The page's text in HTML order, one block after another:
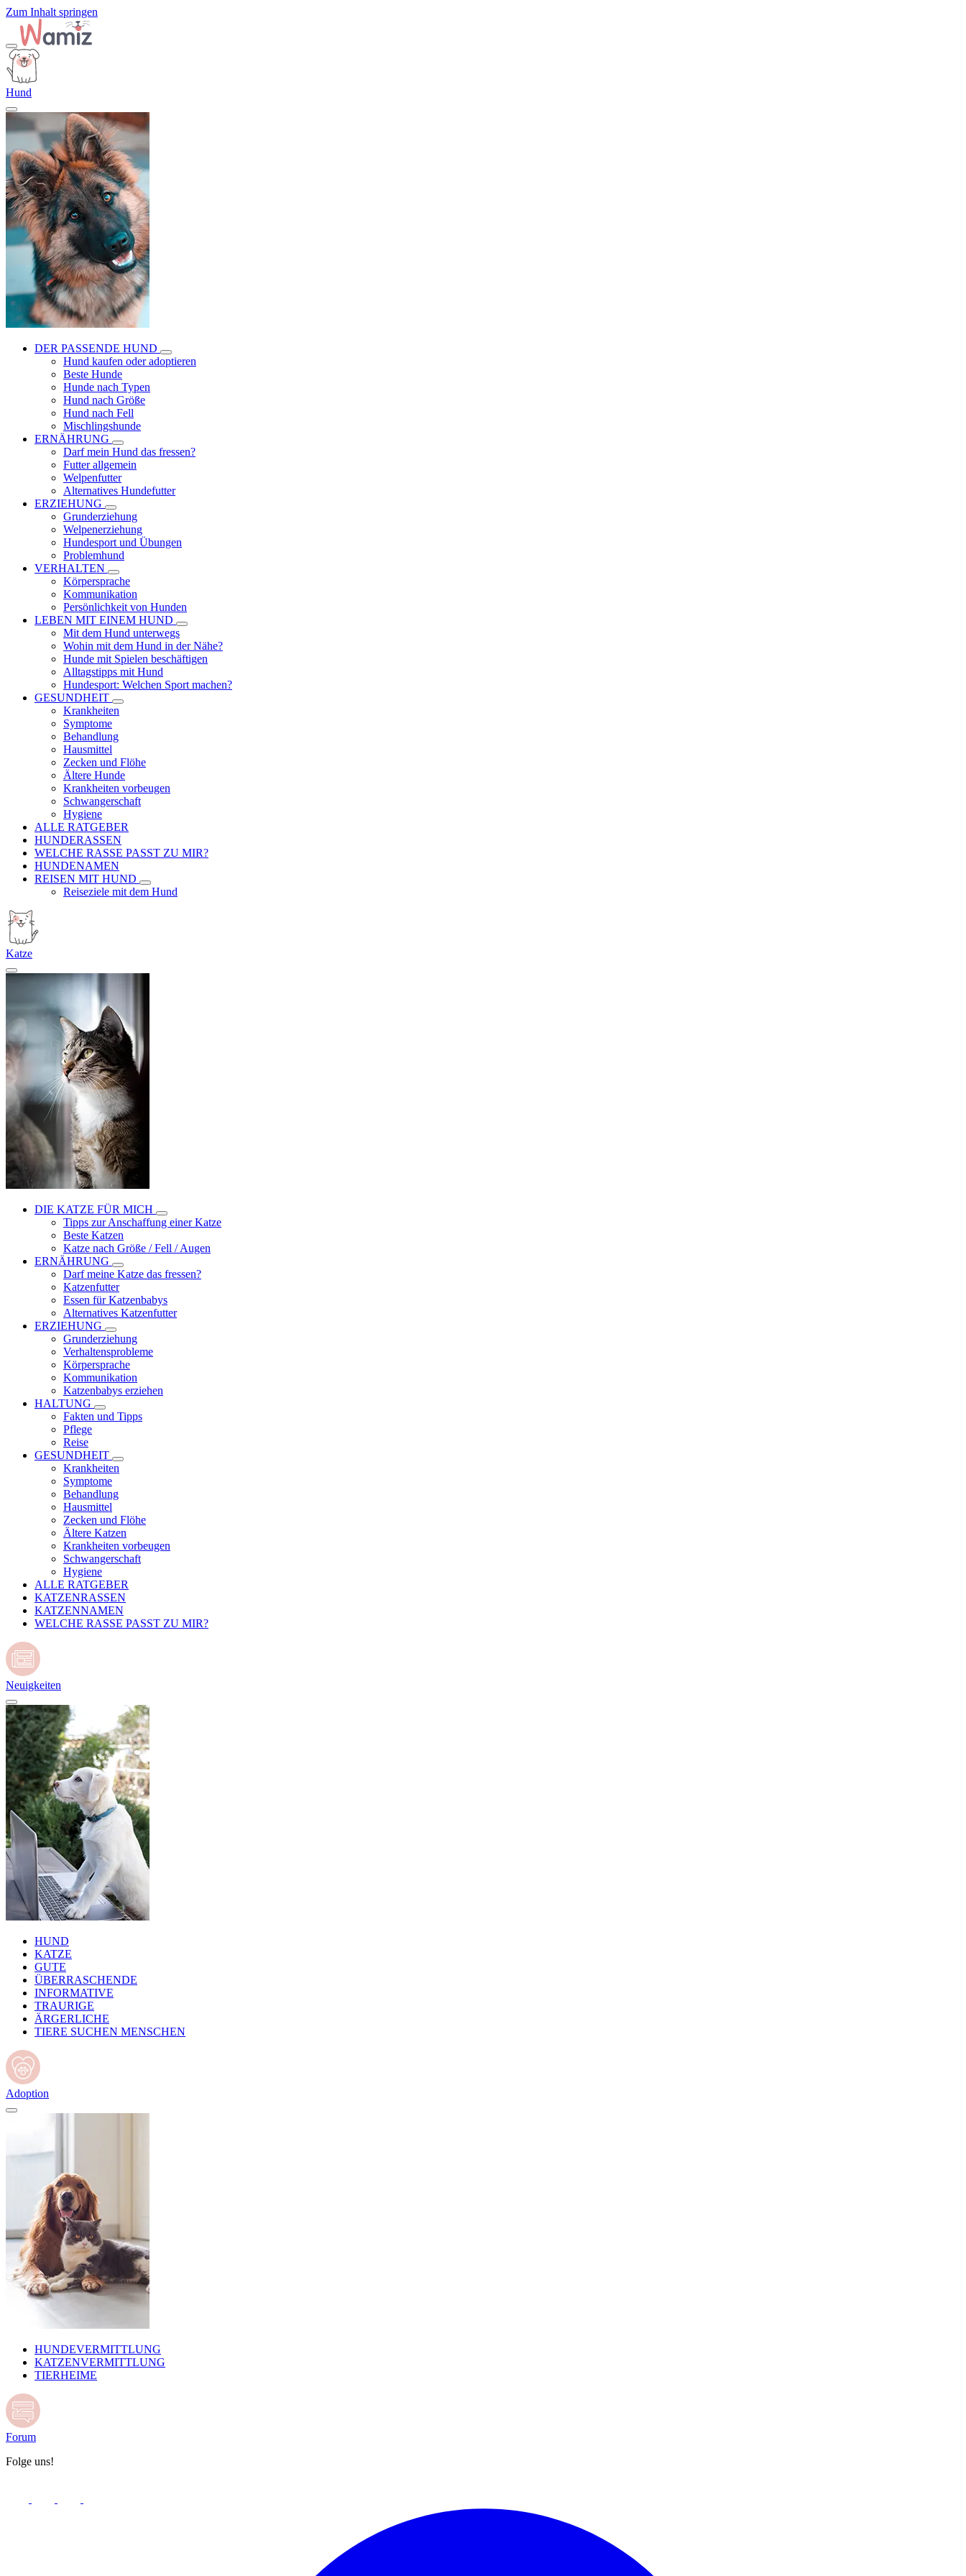
Zum Inhalt springen
Hund
DER PASSENDE HUND
Hund kaufen oder adoptieren
Beste Hunde
Hunde nach Typen
Hund nach Größe
Hund nach Fell
Mischlingshunde
ERNÄHRUNG
Darf mein Hund das fressen?
Futter allgemein
Welpenfutter
Alternatives Hundefutter
ERZIEHUNG
Grunderziehung
Welpenerziehung
Hundesport und Übungen
Problemhund
VERHALTEN
Körpersprache
Kommunikation
Persönlichkeit von Hunden
LEBEN MIT EINEM HUND
Mit dem Hund unterwegs
Wohin mit dem Hund in der Nähe?
Hunde mit Spielen beschäftigen
Alltagstipps mit Hund
Hundesport: Welchen Sport machen?
GESUNDHEIT
Krankheiten
Symptome
Behandlung
Hausmittel
Zecken und Flöhe
Ältere Hunde
Krankheiten vorbeugen
Schwangerschaft
Hygiene
ALLE RATGEBER
HUNDERASSEN
WELCHE RASSE PASST ZU MIR?
HUNDENAMEN
REISEN MIT HUND
Reiseziele mit dem Hund
Katze
DIE KATZE FÜR MICH
Tipps zur Anschaffung einer Katze
Beste Katzen
Katze nach Größe / Fell / Augen
ERNÄHRUNG
Darf meine Katze das fressen?
Katzenfutter
Essen für Katzenbabys
Alternatives Katzenfutter
ERZIEHUNG
Grunderziehung
Verhaltensprobleme
Körpersprache
Kommunikation
Katzenbabys erziehen
HALTUNG
Fakten und Tipps
Pflege
Reise
GESUNDHEIT
Krankheiten
Symptome
Behandlung
Hausmittel
Zecken und Flöhe
Ältere Katzen
Krankheiten vorbeugen
Schwangerschaft
Hygiene
ALLE RATGEBER
KATZENRASSEN
KATZENNAMEN
WELCHE RASSE PASST ZU MIR?
Neuigkeiten
HUND
KATZE
GUTE
ÜBERRASCHENDE
INFORMATIVE
TRAURIGE
ÄRGERLICHE
TIERE SUCHEN MENSCHEN
Adoption
HUNDEVERMITTLUNG
KATZENVERMITTLUNG
TIERHEIME
Forum
Folge uns!